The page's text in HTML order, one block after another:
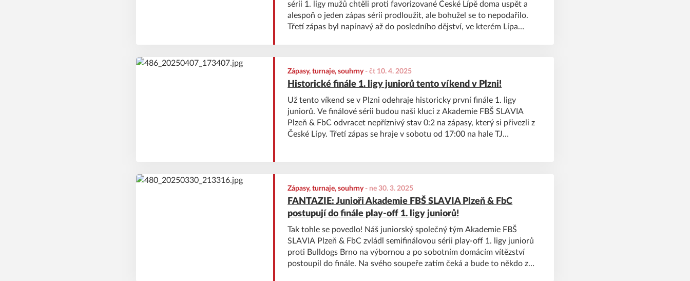
sérii 1. ligy mužů chtěli proti favorizované České Lípě doma uspět a
alespoň o jeden zápas sérii prodloužit, ale bohužel se to nepodařilo.
Třetí zápas byl napínavý až do posledního dějství, ve kterém Lípa
Zápasy, turnaje, souhrny -čt 10. 4. 2025
Historické finále 1. ligy juniorů tento víkend v Plzni!
Už tento víkend se v Plzni odehraje historicky první finále 1. ligy
juniorů. Ve finálové sérii budou naši kluci z Akademie FBŠ SLAVIA
Plzeň & FbC odvracet nepříznivý stav 0:2 na zápasy, který si přivezli z
České Lípy. Třetí zápas se hraje v sobotu od 17:00 na hale TJ
Zápasy, turnaje, souhrny - ne 30. 3. 2025
FANTAZIE: Junioři Akademie FBŠ SLAVIA Plzeň & FbC
postupují do finále play-off 1. ligy juniorů!
Tak tohle se povedlo! Náš juniorský společný tým Akademie FBŠ
SLAVIA Plzeň & FbC zvládl semifinálovou sérii play-off 1. ligy juniorů
proti Bulldogs Brno na výbornou a po sobotním domácím vítězství
postoupil do finále. Na svého soupeře zatím čeká a bude to někdo z